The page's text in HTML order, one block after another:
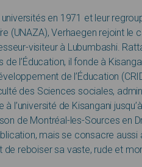
en 1971 et leur
(UNAZA), Verhaegen rejoint le
visiteur à Lubumbashi.
l’Éducation, il fonde à
de l’Éducation
des Sciences sociales,
l’université de Kisangani
de Montréal-les-Sources en
mais se consacre aussi
de reboiser sa vaste, rude et